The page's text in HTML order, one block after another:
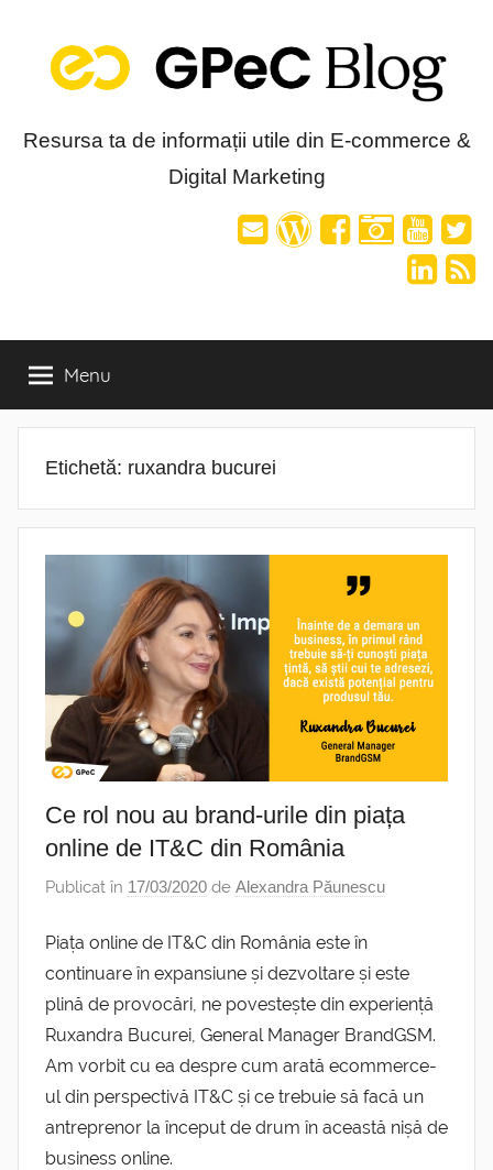
content
Blog-
Resursa ta de informații utile din E-commerce &
Digital Marketing
Menu
Etichetă: ruxandra bucurei
Ce rol nou au brand-urile din piața
online de IT&C din România
Publicat în 17/03/2020 de Alexandra Păunescu
Piața online de IT&C din România este în
continuare în expansiune și dezvoltare și este
plină de provocări, ne povestește din experiență
Ruxandra Bucurei, General Manager BrandGSM.
Am vorbit cu ea despre cum arată ecommerce-
ul din perspectivă IT&C și ce trebuie să facă un
antreprenor la început de drum în această nișă de
business online.